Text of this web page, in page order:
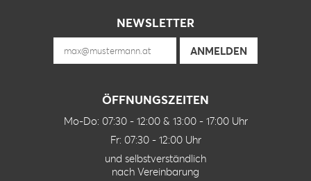
NEWSLETTER
ÖFFNUNGSZEITEN
Mo-Do: 07:30 - 12:00 & 13:00 - 17:00 Uhr
Fr: 07:30 - 12:00 Uhr
und selbstverständlich
nach Vereinbarung